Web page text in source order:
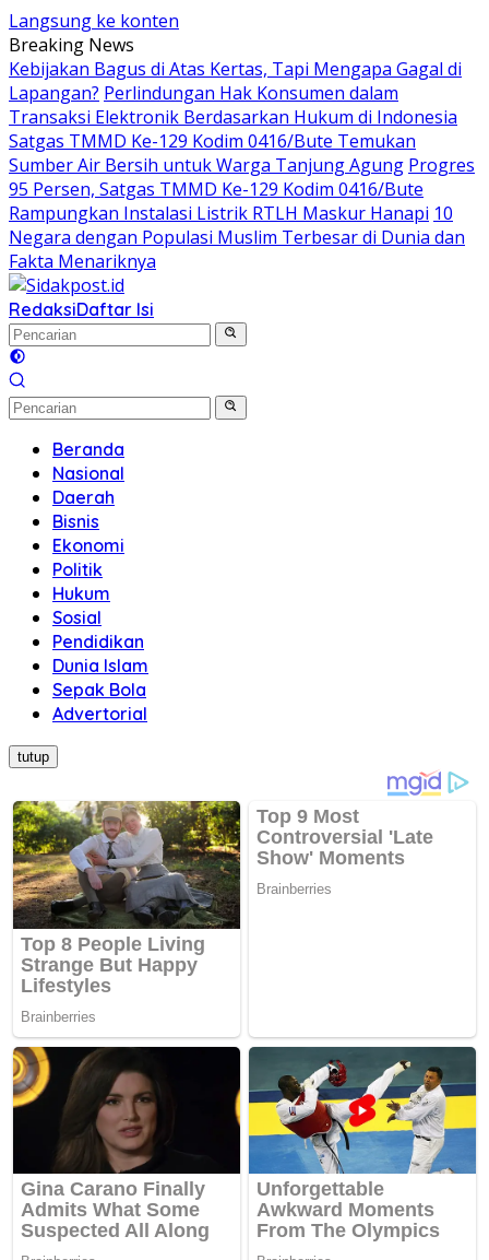
Langsung ke konten
Breaking News
Kebijakan Bagus di Atas Kertas, Tapi Mengapa Gagal di
Lapangan? Perlindungan Hak Konsumen dalam
Transaksi Elektronik Berdasarkan Hukum di Indonesia
Satgas TMMD Ke-129 Kodim 0416/Bute Temukan
Sumber Air Bersih untuk Warga Tanjung Agung Progres
95 Persen, Satgas TMMD Ke-129 Kodim 0416/Bute
Rampungkan Instalasi Listrik RTLH Maskur Hanapi 10
Negara dengan Populasi Muslim Terbesar di Dunia dan
Fakta Menariknya
RedaksiDaftar Isi
Beranda
Nasional
Daerah
Bisnis
Ekonomi
Politik
Hukum
Sosial
Pendidikan
Dunia Islam
Sepak Bola
Advertorial
tutup